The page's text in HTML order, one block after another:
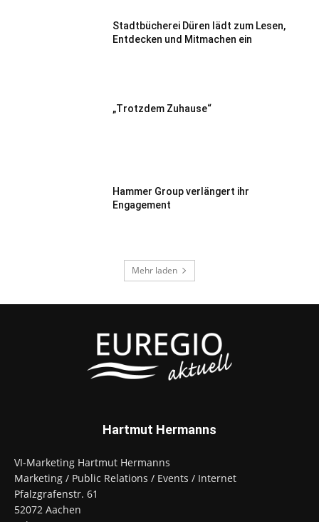
Stadtbücherei Düren lädt zum Lesen,
Entdecken und Mitmachen ein
„Trotzdem Zuhause“
Hammer Group verlängert ihr
Engagement
Mehr laden
Hartmut Hermanns
VI-Marketing Hartmut Hermanns
Marketing / Public Relations / Events / Internet
Pfalzgrafenstr. 61
52072 Aachen